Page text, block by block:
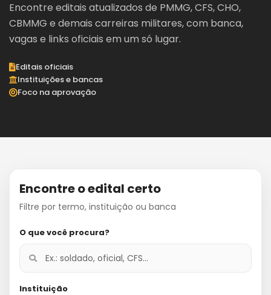
Encontre editais atualizados de PMMG, CFS, CHO,
CBMMG e demais carreiras militares, com banca,
vagas e links oficiais em um só lugar.
Editais oficiais
Instituições e bancas
Foco na aprovação
Encontre o edital certo
Filtre por termo, instituição ou banca
O que você procura?
Instituição